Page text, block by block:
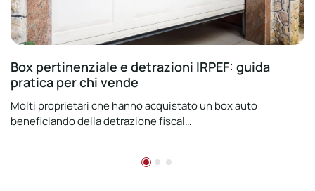
Box pertinenziale e detrazioni IRPEF: guida
pratica per chi vende
Molti proprietari che hanno acquistato un box auto
beneficiando della detrazione fiscal…